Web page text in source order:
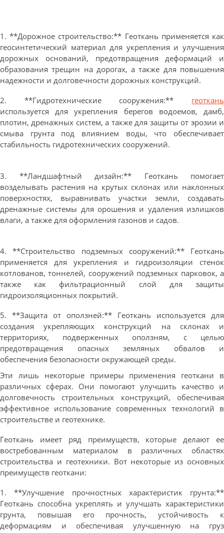
1. **Дорожное строительство:** Геоткань применяется как
геосинтетический материал для укрепления и улучшения
дорожных оснований, предотвращения деформаций и
образования трещин на дорогах, а также для повышения
надежности и долговечности дорожных конструкций.
2. **Гидротехнические сооружения:** геоткань
используется для укрепления берегов водоемов, дамб,
плотин, дренажных систем, а также для защиты от эрозии и
смыва грунта под влиянием воды, что обеспечивает
стабильность гидротехнических сооружений.
3. **Ландшафтный дизайн:** Геоткань помогает
возделывать растения на крутых склонах или наклонных
поверхностях, выравнивать участки земли, создавать
дренажные системы для орошения и удаления излишков
влаги, а также для оформления газонов и садов.
4. **Строительство подземных сооружений:** Геоткань
применяется для укрепления и гидроизоляции стенок
котлованов, тоннелей, сооружений подземных парковок, а
также как фильтрационный слой для защиты
гидроизоляционных покрытий.
5. **Защита от оползней:** Геоткань используется для
создания укрепляющих конструкций на склонах и
территориях, подверженных оползням, с целью
предотвращения опасных земляных обвалов и
обеспечения безопасности окружающей среды.
Эти лишь некоторые примеры применения геоткани в
различных сферах. Они помогают улучшить качество и
долговечность строительных конструкций, обеспечивая
эффективное использование современных технологий в
строительстве и геотехнике.
Геоткань имеет ряд преимуществ, которые делают ее
востребованным материалом в различных областях
строительства и геотехники. Вот некоторые из основных
преимуществ геоткани:
1. **Улучшение прочностных характеристик грунта:**
Геоткань способна укреплять и улучшать характеристики
грунта, повышая его прочность, устойчивость к
деформациям и обеспечивая улучшенную на груз